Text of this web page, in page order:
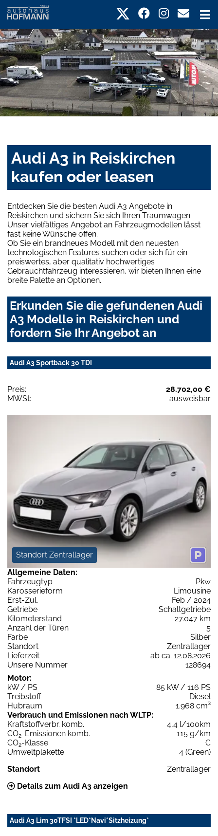
Audi A3 in Reiskirchen
kaufen oder leasen
Entdecken Sie die besten Audi A3 Angebote in
Reiskirchen und sichern Sie sich Ihren Traumwagen.
Unser vielfältiges Angebot an Fahrzeugmodellen lässt
fast keine Wünsche offen.
Ob Sie ein brandneues Modell mit den neuesten
technologischen Features suchen oder sich für ein
preiswertes, aber qualitativ hochwertiges
Gebrauchtfahrzeug interessieren, wir bieten Ihnen eine
breite Palette an Optionen.
Erkunden Sie die gefundenen Audi
A3 Modelle in Reiskirchen und
fordern Sie Ihr Angebot an
Audi A3 Sportback 30 TDI
Preis:
28.702,00 €
MWSt:
ausweisbar
Standort Zentrallager
Allgemeine Daten:
Fahrzeugtyp
Pkw
Karosserieform
Limousine
Erst-Zul.
Feb / 2024
Getriebe
Schaltgetriebe
Kilometerstand
27.047 km
Anzahl der Türen
5
Farbe
Silber
Standort
Zentrallager
Lieferzeit
ab ca. 12.08.2026
Unsere Nummer
128694
Motor:
kW / PS
85 kW / 116 PS
Treibstoff
Diesel
Hubraum
1.968 cm³
Verbrauch und Emissionen nach WLTP:
Kraftstoffverbr. komb.
4,4 l/100km
CO2-Emissionen komb.
115 g/km
CO2-Klasse
C
Umweltplakette
4 (Green)
Standort
Zentrallager
Details zum Audi A3 anzeigen
Audi A3 Lim 30TFSI *LED*Navi*Sitzheizung*